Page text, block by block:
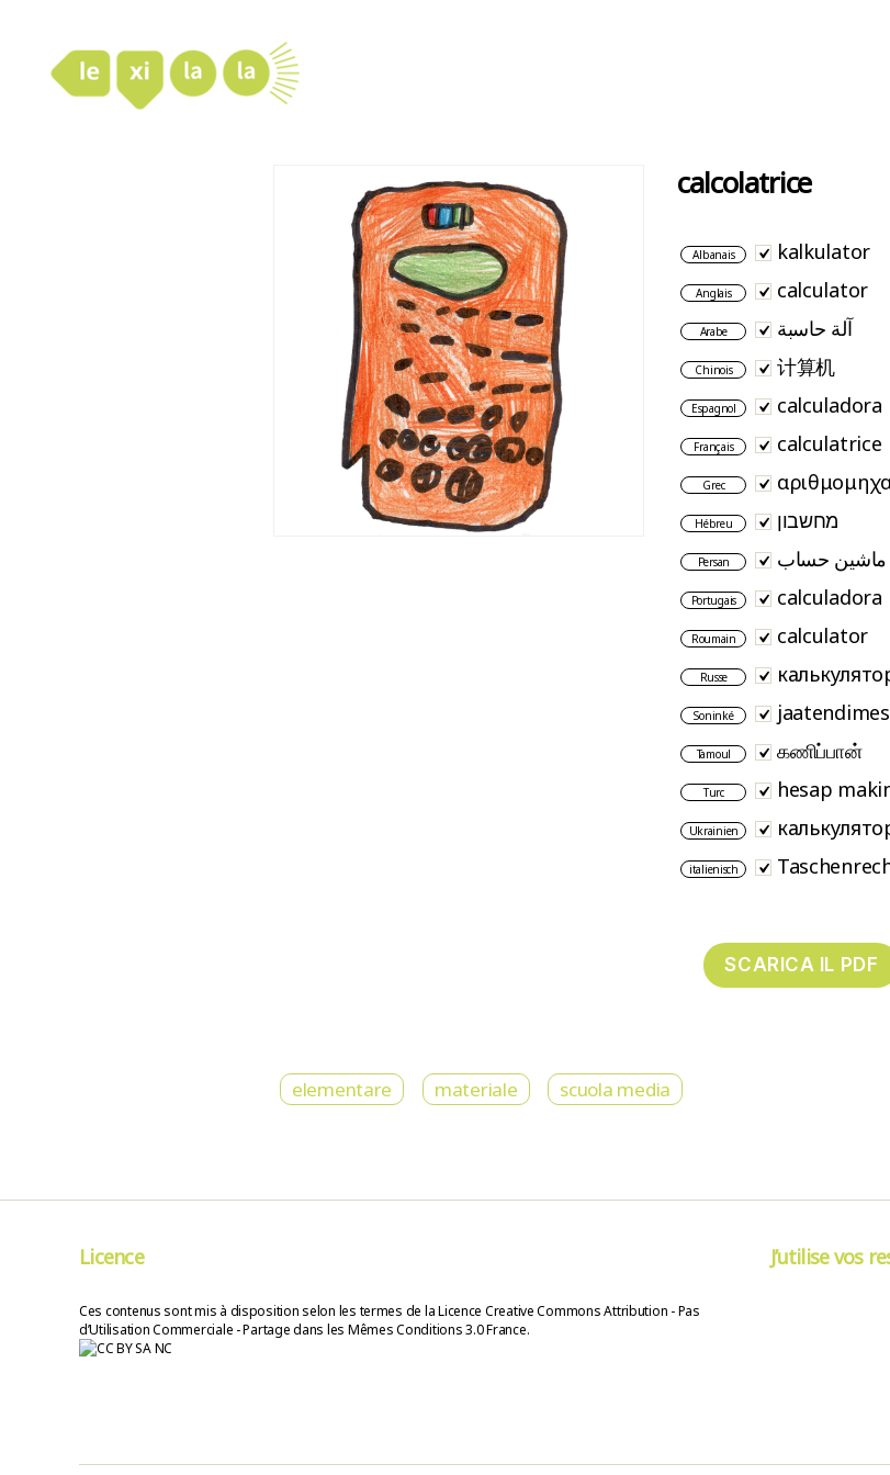
calcolatrice
Albanais kalkulator
Anglais calculator
Arabe آلة حاسبة
Chinois 计算机
Espagnol calculadora
Français calculatrice
Grec
Hébreu מחשבון
Persan ماشین حساب
Portugais calculadora
Roumain calculator
Russe
Soninké
Tamoul கணிப்பான்
Turc hesap
Ukrainien
italienisch
elementare materiale scuola media
Licence
Ces contenus sont mis à disposition selon les termes de la Licence Creative Commons Attribution - Pas
d’Utilisation Commerciale - Partage dans les Mêmes Conditions 3.0 France.
J’utilise vos